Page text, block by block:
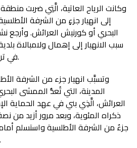
وكانت الرياح العاتية، الَّتِي ضربت
إلى انهيار جزءٍ من الشرفة
البحري أو كورنيش العرائش. وأرجع
سبب الانهيار إلى إهمال ولامبالاة
في ترميم مآثر المدينة وصيانتها.
وتسبَّب انهيار جزء من الشرفة
المدينة، التي تُعدُّ الممشى
ذكراه المئوية، وبعد مرور أزيد من
جزءٌ من الشرفة الأطلسية واستسلم
الصيانة والإهمال الفظيع.